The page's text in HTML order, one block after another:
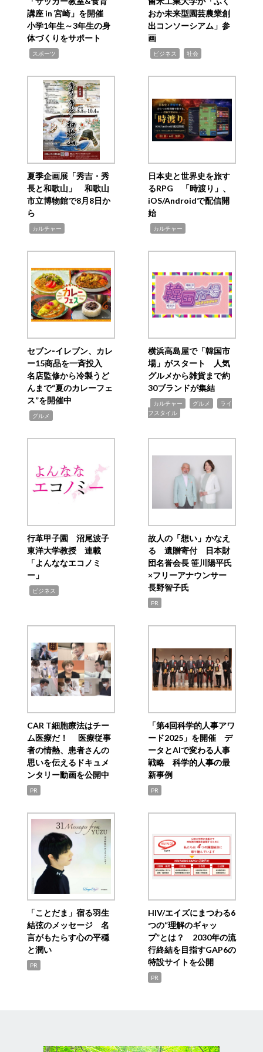
講座 in 宮崎」を開催
小学1年生～3年生の身
体づくりをサポート
スポーツ
おか未来型園芸農業創
出コンソーシアム」参
画
ビジネス 社会
夏季企画展「秀吉・秀
長と和歌山」 和歌山
市立博物館で8月8日か
ら
カルチャー
日本史と世界史を旅す
るRPG 「時渡り」、
iOS/Androidで配信開
始
カルチャー
セブン‐イレブン、カレ
ー15商品を一斉投入
名店監修から冷製うど
んまで“夏のカレーフェ
ス”を開催中
グルメ
横浜高島屋で「韓国市
場」がスタート 人気
グルメから雑貨まで約
30ブランドが集結
カルチャー グルメ
ライ
フスタイル
行革甲子園 沼尾波子
東洋大学教授 連載
「よんななエコノミ
ー」
ビジネス
故人の「想い」かなえ
る 遺贈寄付 日本財
団名誉会長 笹川陽平氏
×フリーアナウンサー
長野智子氏
PR
CAR T細胞療法はチー
ム医療だ！ 医療従事
者の情熱、患者さんの
思いを伝えるドキュメ
ンタリー動画を公開中
PR
「第4回科学的人事アワ
ード2025」を開催 デ
ータとAIで変わる人事
戦略 科学的人事の最
新事例
PR
「ことだま」宿る羽生
結弦のメッセージ 名
言がもたらす心の平穏
と潤い
PR
HIV/エイズにまつわる6
つの“理解のギャッ
プ”とは？ 2030年の流
行終結を目指すGAP6の
特設サイトを公開
PR